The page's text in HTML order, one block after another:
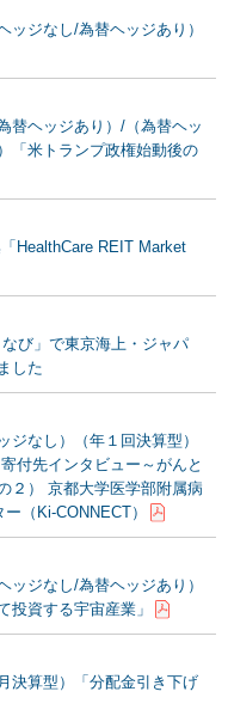
ジなし/為替ヘッジあり）
替ヘッジあり）/（為替ヘッ
「米トランプ政権始動後の
HealthCare REIT Market
び」で東京海上・ジャパ
した
なし）（年１回決算型）
付先インタビュー～がんと
２） 京都大学医学部附属病
（Ki-CONNECT）
ジなし/為替ヘッジあり）
投資する宇宙産業」
決算型）「分配金引き下げ